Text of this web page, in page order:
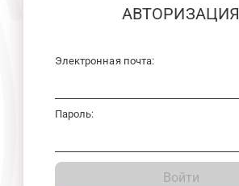
АВТОРИЗАЦИЯ
Электронная почта:
Пароль:
Войти